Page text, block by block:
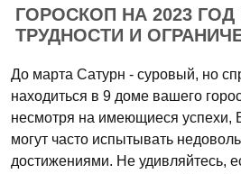
ГОРОСКОП НА 2023
ТРУДНОСТИ И
До марта Сатурн - суровый, но
находиться в 9 доме вашего
несмотря на имеющиеся успехи,
могут часто испытывать
достижениями. Не удивляйтесь,